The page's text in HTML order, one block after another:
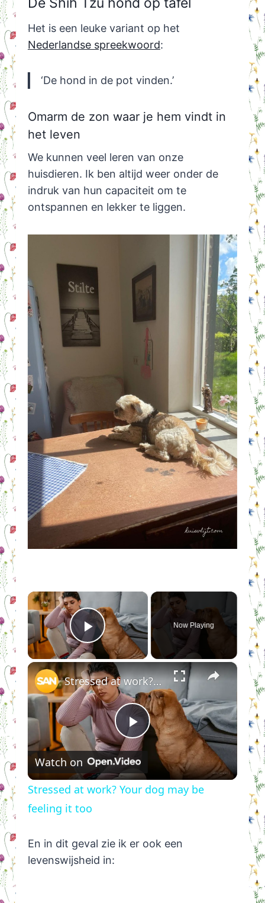
Het is een leuke variant op het
Nederlandse spreekwoord:
‘De hond in de pot vinden.’
Omarm de zon waar je hem vindt in
het leven
We kunnen veel leren van onze
huisdieren. Ik ben altijd weer onder de
indruk van hun capaciteit om te
ontspannen en lekker te liggen.
×
Play Video
Now Playing
×
Play
Video
Stressed at work? Your dog may be feeling it too
Watch on
Stressed at work? Your dog may be
feeling it too
En in dit geval zie ik er ook een
levenswijsheid in: